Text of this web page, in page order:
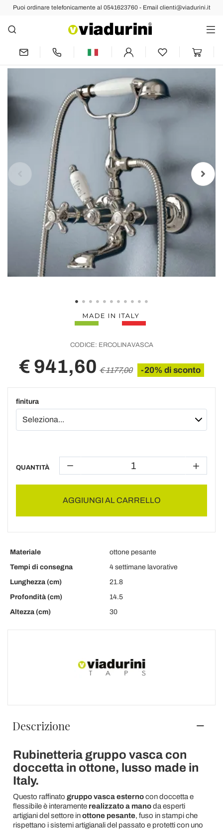
Puoi ordinare telefonicamente al 0541623760 - Email clienti@viadurini.it
Indietro Prec Succ
Gruppo Vasca da Bagno con Doccetta in
Ottone Artigianale - Ercolina
CODICE: ERCOLINAVASCA
€ 941,60 € 1177,00 -20% di sconto
finitura
QUANTITÀ
AGGIUNGI AL CARRELLO
Materiale
ottone pesante
Tempi di consegna
4 settimane lavorative
Lunghezza (cm)
21.8
Profondità (cm)
14.5
Altezza (cm)
30
Descrizione
Rubinetteria gruppo vasca con
doccetta in ottone, lusso made in
Italy.
Questo raffinato gruppo vasca esterno con doccetta e
flessibile è interamente realizzato a manoda esperti
artigiani del settore inottone pesante, fuso in stampi che
rispettano i sistemi artigianali del passato e protetti con uno